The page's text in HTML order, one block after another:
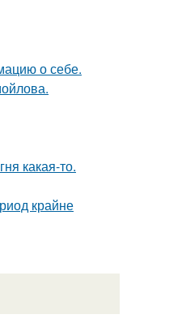
о себе.
какая-то.
крайне